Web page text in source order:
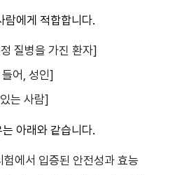
람에게 적합합니다.
질병을 가진 환자]
어, 성인]
는 사람]
아래와 같습니다.
험에서 입증된 안전성과 효능